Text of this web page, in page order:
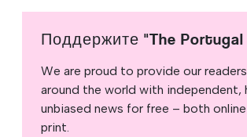
Поддержите "The Portugal
We are proud to provide our
around the world with independent,
unbiased news for free – both online
print.